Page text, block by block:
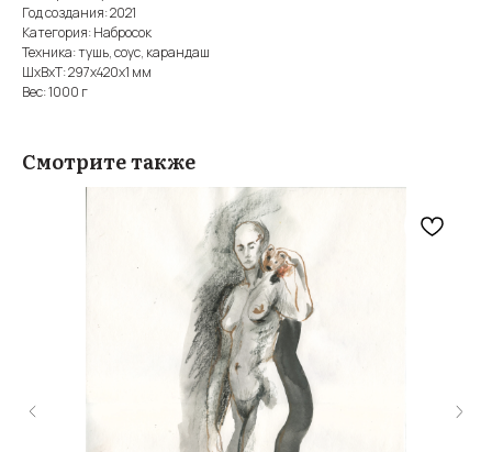
Год создания: 2021
Категория: Набросок
Техника: тушь, соус, карандаш
ШxВxТ: 297x420x1 мм
Вес: 1000 г
Смотрите также